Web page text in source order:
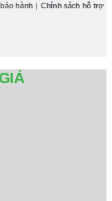
hành | Chính sách hỗ trợ